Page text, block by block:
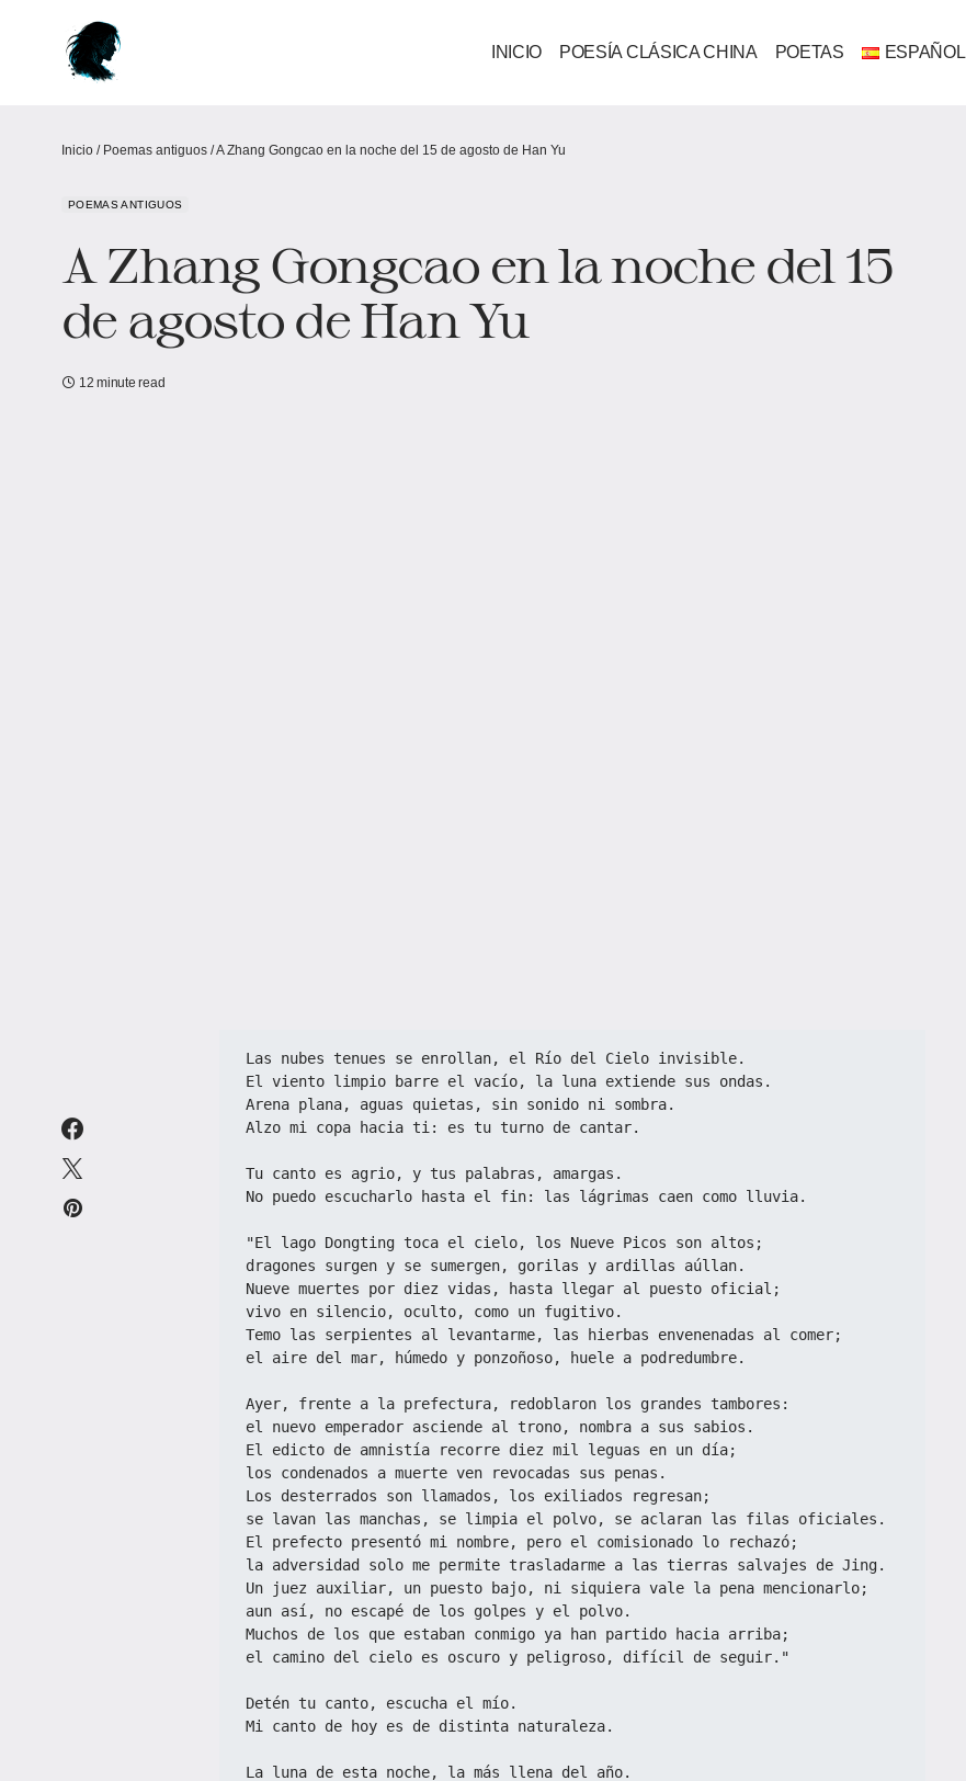
INICIO POESÍA CLÁSICA CHINA POETAS ESPAÑOL
Inicio / Poemas antiguos /A Zhang Gongcao en la noche del 15 de agosto de Han Yu
POEMAS ANTIGUOS
A Zhang Gongcao en la noche del 15
de agosto de Han Yu
12 minute read
Las nubes tenues se enrollan, el Río del Cielo invisible.
El viento limpio barre el vacío, la luna extiende sus ondas.
Arena plana, aguas quietas, sin sonido ni sombra.
Alzo mi copa hacia ti: es tu turno de cantar.
Tu canto es agrio, y tus palabras, amargas.
No puedo escucharlo hasta el fin: las lágrimas caen como lluvia.
"El lago Dongting toca el cielo, los Nueve Picos son altos;
dragones surgen y se sumergen, gorilas y ardillas aúllan.
Nueve muertes por diez vidas, hasta llegar al puesto oficial;
vivo en silencio, oculto, como un fugitivo.
Temo las serpientes al levantarme, las hierbas envenenadas al comer;
el aire del mar, húmedo y ponzoñoso, huele a podredumbre.
Ayer, frente a la prefectura, redoblaron los grandes tambores:
el nuevo emperador asciende al trono, nombra a sus sabios.
El edicto de amnistía recorre diez mil leguas en un día;
los condenados a muerte ven revocadas sus penas.
Los desterrados son llamados, los exiliados regresan;
se lavan las manchas, se limpia el polvo, se aclaran las filas oficiales.
El prefecto presentó mi nombre, pero el comisionado lo rechazó;
la adversidad solo me permite trasladarme a las tierras salvajes de Jing.
Un juez auxiliar, un puesto bajo, ni siquiera vale la pena mencionarlo;
aun así, no escapé de los golpes y el polvo.
Muchos de los que estaban conmigo ya han partido hacia arriba;
el camino del cielo es oscuro y peligroso, difícil de seguir."
Detén tu canto, escucha el mío.
Mi canto de hoy es de distinta naturaleza.
La luna de esta noche, la más llena del año.